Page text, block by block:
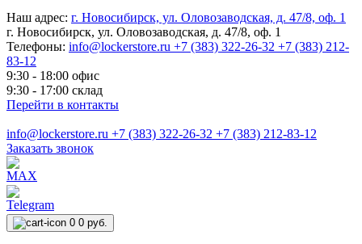
Наш адрес: г. Новосибирск, ул. Оловозаводская, д. 47/8, оф. 1
г. Новосибирск, ул. Оловозаводская, д. 47/8, оф. 1
Телефоны: info@lockerstore.ru +7 (383) 322-26-32 +7 (383) 212-
83-12
9:30 - 18:00 офис
9:30 - 17:00 склад
Перейти в контакты
info@lockerstore.ru +7 (383) 322-26-32 +7 (383) 212-83-12
Заказать звонок
0 0 руб.